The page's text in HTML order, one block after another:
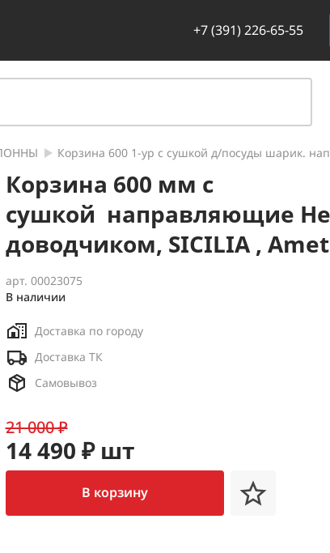
+7 (391) 226-65-55
Корзина 600 1-ур с сушкой д/посуды шарик.
Корзина 600 мм с
сушкой направляющие
доводчиком, SICILIA ,
арт. 00023075
В наличии
Доставка по городу
Доставка ТК
Самовывоз
21 000 ₽
14 490 ₽ шт
В корзину